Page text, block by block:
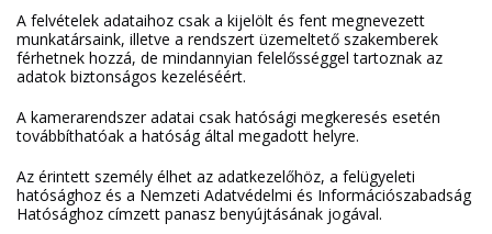
A felvételek adataihoz csak a kijelölt és fent megnevezett
munkatársaink, illetve a rendszert üzemeltető szakemberek
férhetnek hozzá, de mindannyian felelősséggel tartoznak az
adatok biztonságos kezeléséért.
A kamerarendszer adatai csak hatósági megkeresés esetén
továbbíthatóak a hatóság által megadott helyre.
Az érintett személy élhet az adatkezelőhöz, a felügyeleti
hatósághoz és a Nemzeti Adatvédelmi és Információszabadság
Hatósághoz címzett panasz benyújtásának jogával.